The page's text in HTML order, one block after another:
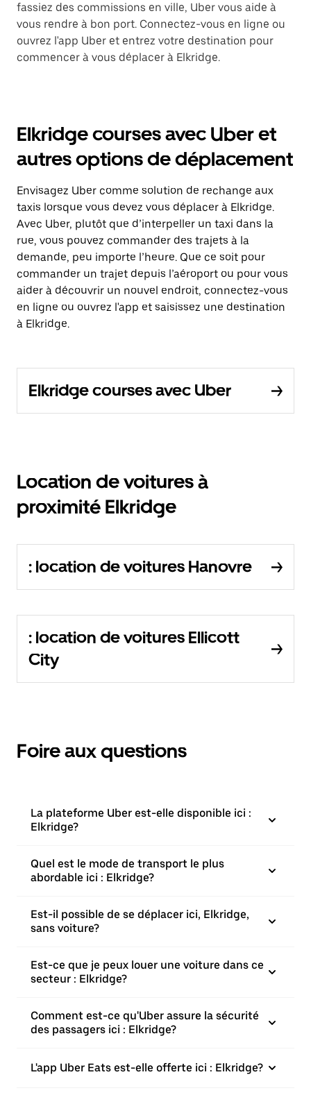
fassiez des commissions en ville, Uber vous aide à
vous rendre à bon port. Connectez-vous en ligne ou
ouvrez l'app Uber et entrez votre destination pour
commencer à vous déplacer à Elkridge.
Elkridge courses avec Uber et
autres options de déplacement
Envisagez Uber comme solution de rechange aux
taxis lorsque vous devez vous déplacer à Elkridge.
Avec Uber, plutôt que d’interpeller un taxi dans la
rue, vous pouvez commander des trajets à la
demande, peu importe l’heure. Que ce soit pour
commander un trajet depuis l’aéroport ou pour vous
aider à découvrir un nouvel endroit, connectez-vous
en ligne ou ouvrez l'app et saisissez une destination
à Elkridge.
Elkridge courses avec Uber
Location de voitures à
proximité Elkridge
: location de voitures Hanovre
: location de voitures Ellicott
City
Foire aux questions
La plateforme Uber est-elle disponible ici :
Elkridge?
Quel est le mode de transport le plus
abordable ici : Elkridge?
Est-il possible de se déplacer ici, Elkridge,
sans voiture?
Est-ce que je peux louer une voiture dans ce
secteur : Elkridge?
Comment est-ce qu'Uber assure la sécurité
des passagers ici : Elkridge?
L'app Uber Eats est-elle offerte ici : Elkridge?